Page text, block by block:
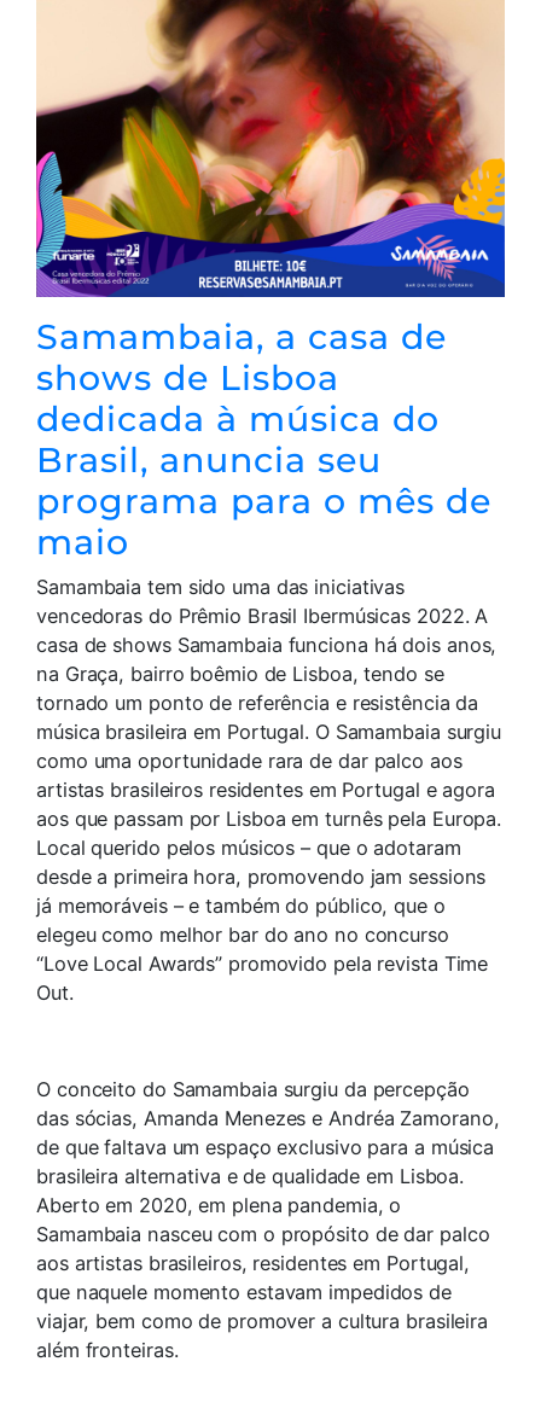
Samambaia, a casa de
shows de Lisboa
dedicada à música do
Brasil, anuncia seu
programa para o mês de
maio
Samambaia tem sido uma das iniciativas
vencedoras do Prêmio Brasil Ibermúsicas 2022. A
casa de shows Samambaia funciona há dois anos,
na Graça, bairro boêmio de Lisboa, tendo se
tornado um ponto de referência e resistência da
música brasileira em Portugal. O Samambaia surgiu
como uma oportunidade rara de dar palco aos
artistas brasileiros residentes em Portugal e agora
aos que passam por Lisboa em turnês pela Europa.
Local querido pelos músicos – que o adotaram
desde a primeira hora, promovendo jam sessions
já memoráveis – e também do público, que o
elegeu como melhor bar do ano no concurso
“Love Local Awards” promovido pela revista Time
Out.
O conceito do Samambaia surgiu da percepção
das sócias, Amanda Menezes e Andréa Zamorano,
de que faltava um espaço exclusivo para a música
brasileira alternativa e de qualidade em Lisboa.
Aberto em 2020, em plena pandemia, o
Samambaia nasceu com o propósito de dar palco
aos artistas brasileiros, residentes em Portugal,
que naquele momento estavam impedidos de
viajar, bem como de promover a cultura brasileira
além fronteiras.